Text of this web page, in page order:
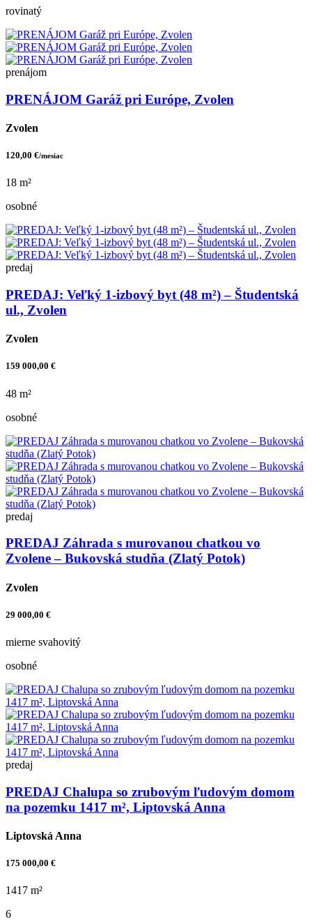
rovinatý
prenájom
PRENÁJOM Garáž pri Európe, Zvolen
Zvolen
120,00 €/mesiac
18 m²
osobné
predaj
PREDAJ: Veľký 1-izbový byt (48 m²) – Študentská
ul., Zvolen
Zvolen
159 000,00 €
48 m²
osobné
predaj
PREDAJ Záhrada s murovanou chatkou vo
Zvolene – Bukovská studňa (Zlatý Potok)
Zvolen
29 000,00 €
mierne svahovitý
osobné
predaj
PREDAJ Chalupa so zrubovým ľudovým domom
na pozemku 1417 m², Liptovská Anna
Liptovská Anna
175 000,00 €
1417 m²
6